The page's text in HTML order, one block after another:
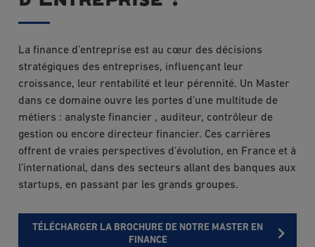
La finance d’entreprise est au cœur des décisions
stratégiques des entreprises, influençant leur
croissance, leur rentabilité et leur pérennité. Un Master
dans ce domaine ouvre les portes d’une multitude de
métiers : analyste financier , auditeur, contrôleur de
gestion ou encore directeur financier. Ces carrières
offrent de vraies perspectives d’évolution, en France et à
l’international, dans des secteurs allant des banques aux
startups, en passant par les grands groupes.
TÉLÉCHARGER LA BROCHURE DE NOTRE MASTER EN
FINANCE